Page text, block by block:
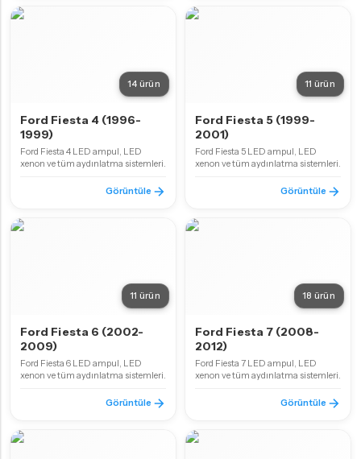
14 ürün
Ford Fiesta 4 (1996-
1999)
Ford Fiesta 4 LED ampul, LED
xenon ve tüm aydınlatma sistemleri.
Görüntüle
11 ürün
Ford Fiesta 5 (1999-
2001)
Ford Fiesta 5 LED ampul, LED
xenon ve tüm aydınlatma sistemleri.
Görüntüle
11 ürün
Ford Fiesta 6 (2002-
2009)
Ford Fiesta 6 LED ampul, LED
xenon ve tüm aydınlatma sistemleri.
Görüntüle
18 ürün
Ford Fiesta 7 (2008-
2012)
Ford Fiesta 7 LED ampul, LED
xenon ve tüm aydınlatma sistemleri.
Görüntüle